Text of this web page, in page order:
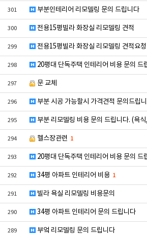
301 부분인테리어 리모델링 문의 드립니다
300 전용15평빌라 화장실 리모델링 견적
299 전용15평빌라 화장실 리모델링 견적요
298 20평대 단독주택 인테리어 비용 문의 드
297 문 교체
296 부분 시공 가능할시 가격견적 문의드립
295 부분 리모델링 비용 문의 드립니다. (욕
294 헬스장관련 1
293 20평대 단독주택 인테리어 비용 문의 드
292 34평 아파트 인테리어 비용 1
291 빌라 욕실 리모델링 비용문의
290 34평 아파트 인테리어 문의 드립니다
289 부엌 리모델링 문의 드립니다